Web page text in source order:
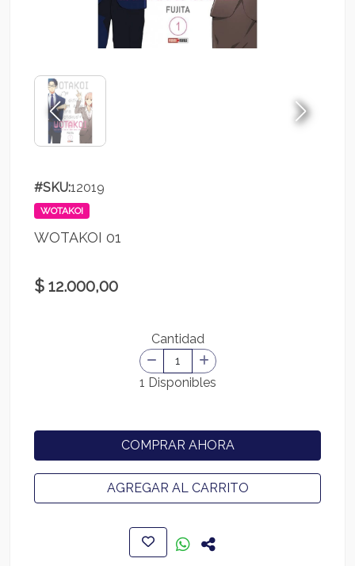
#SKU:12019
WOTAKOI
WOTAKOI 01
$ 12.000,00
Cantidad
1 Disponibles
COMPRAR AHORA
AGREGAR AL CARRITO